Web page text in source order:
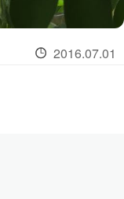
2016.07.01